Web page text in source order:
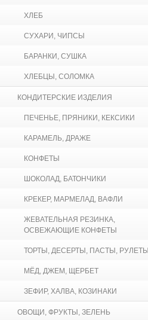
ХЛЕБ
СУХАРИ, ЧИПСЫ
БАРАНКИ, СУШКА
ХЛЕБЦЫ, СОЛОМКА
КОНДИТЕРСКИЕ ИЗДЕЛИЯ
ПЕЧЕНЬЕ, ПРЯНИКИ, КЕКСИКИ
КАРАМЕЛЬ, ДРАЖЕ
КОНФЕТЫ
ШОКОЛАД, БАТОНЧИКИ
КРЕКЕР, МАРМЕЛАД, ВАФЛИ
ЖЕВАТЕЛЬНАЯ РЕЗИНКА,
ОСВЕЖАЮЩИЕ КОНФЕТЫ
ТОРТЫ, ДЕСЕРТЫ, ПАСТЫ, РУЛЕТЫ
МЁД, ДЖЕМ, ЩЕРБЕТ
ЗЕФИР, ХАЛВА, КОЗИНАКИ
ОВОЩИ, ФРУКТЫ, ЗЕЛЕНЬ